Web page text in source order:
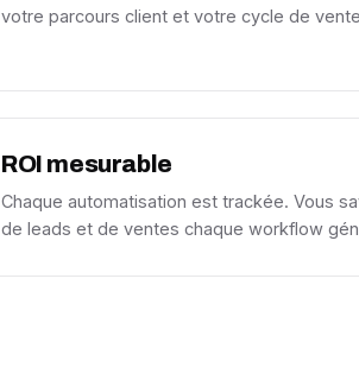
votre parcours client et votre cycle de
ROI mesurable
Chaque automatisation est trackée. Vous
de leads et de ventes chaque workflow